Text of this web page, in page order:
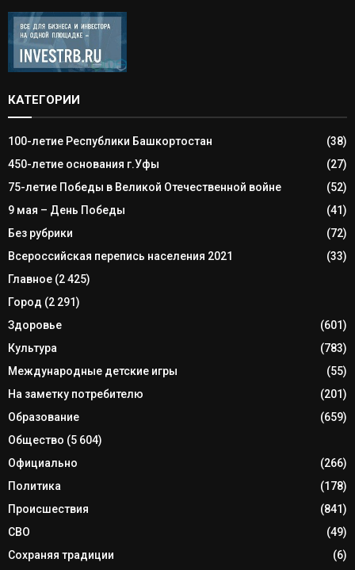
КАТЕГОРИИ
100-летие Республики Башкортостан
(38)
450-летие основания г.Уфы
(27)
75-летие Победы в Великой Отечественной войне
(52)
9 мая – День Победы
(41)
Без рубрики
(72)
Всероссийская перепись населения 2021
(33)
Главное (2 425)
Город (2 291)
Здоровье
(601)
Культура
(783)
Международные детские игры
(55)
На заметку потребителю
(201)
Образование
(659)
Общество (5 604)
Официально
(266)
Политика
(178)
Происшествия
(841)
СВО
(49)
Сохраняя традиции
(6)